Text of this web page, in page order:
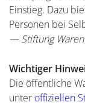
Einstieg. Dazu
Personen bei
— Stiftung
Wichtiger
Die öffentliche
unter offiziellen